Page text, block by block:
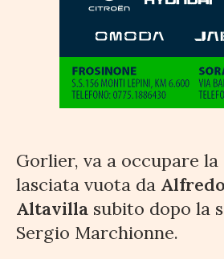
Gorlier, va a occupare la
lasciata vuota da Alfredo
Altavilla subito dopo la
Sergio Marchionne.